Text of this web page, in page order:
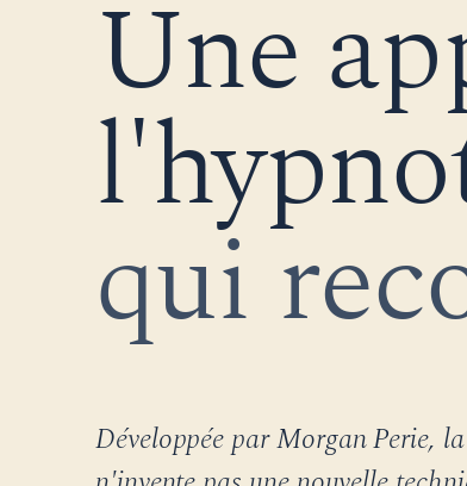
Une
qui
Développée par Morgan Perie,